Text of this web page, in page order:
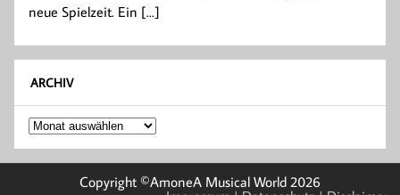
neue Spielzeit. Ein [...]
ARCHIV
Archiv
Copyright ©AmoneA Musical World 2026